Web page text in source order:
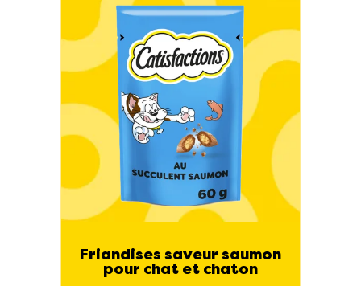
Friandises saveur saumon
pour chat et chaton